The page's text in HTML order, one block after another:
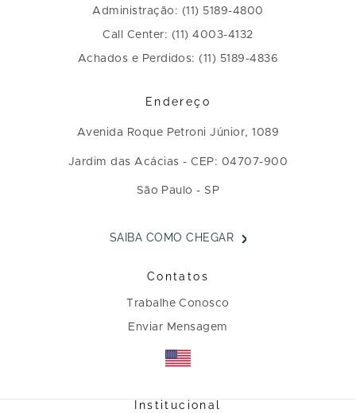
Administração: (11) 5189-4800
Call Center: (11) 4003-4132
Achados e Perdidos: (11) 5189-4836
Endereço
Avenida Roque Petroni Júnior, 1089
Jardim das Acácias - CEP: 04707-900
São Paulo - SP
SAIBA COMO CHEGAR
Contatos
Trabalhe Conosco
Enviar Mensagem
Institucional